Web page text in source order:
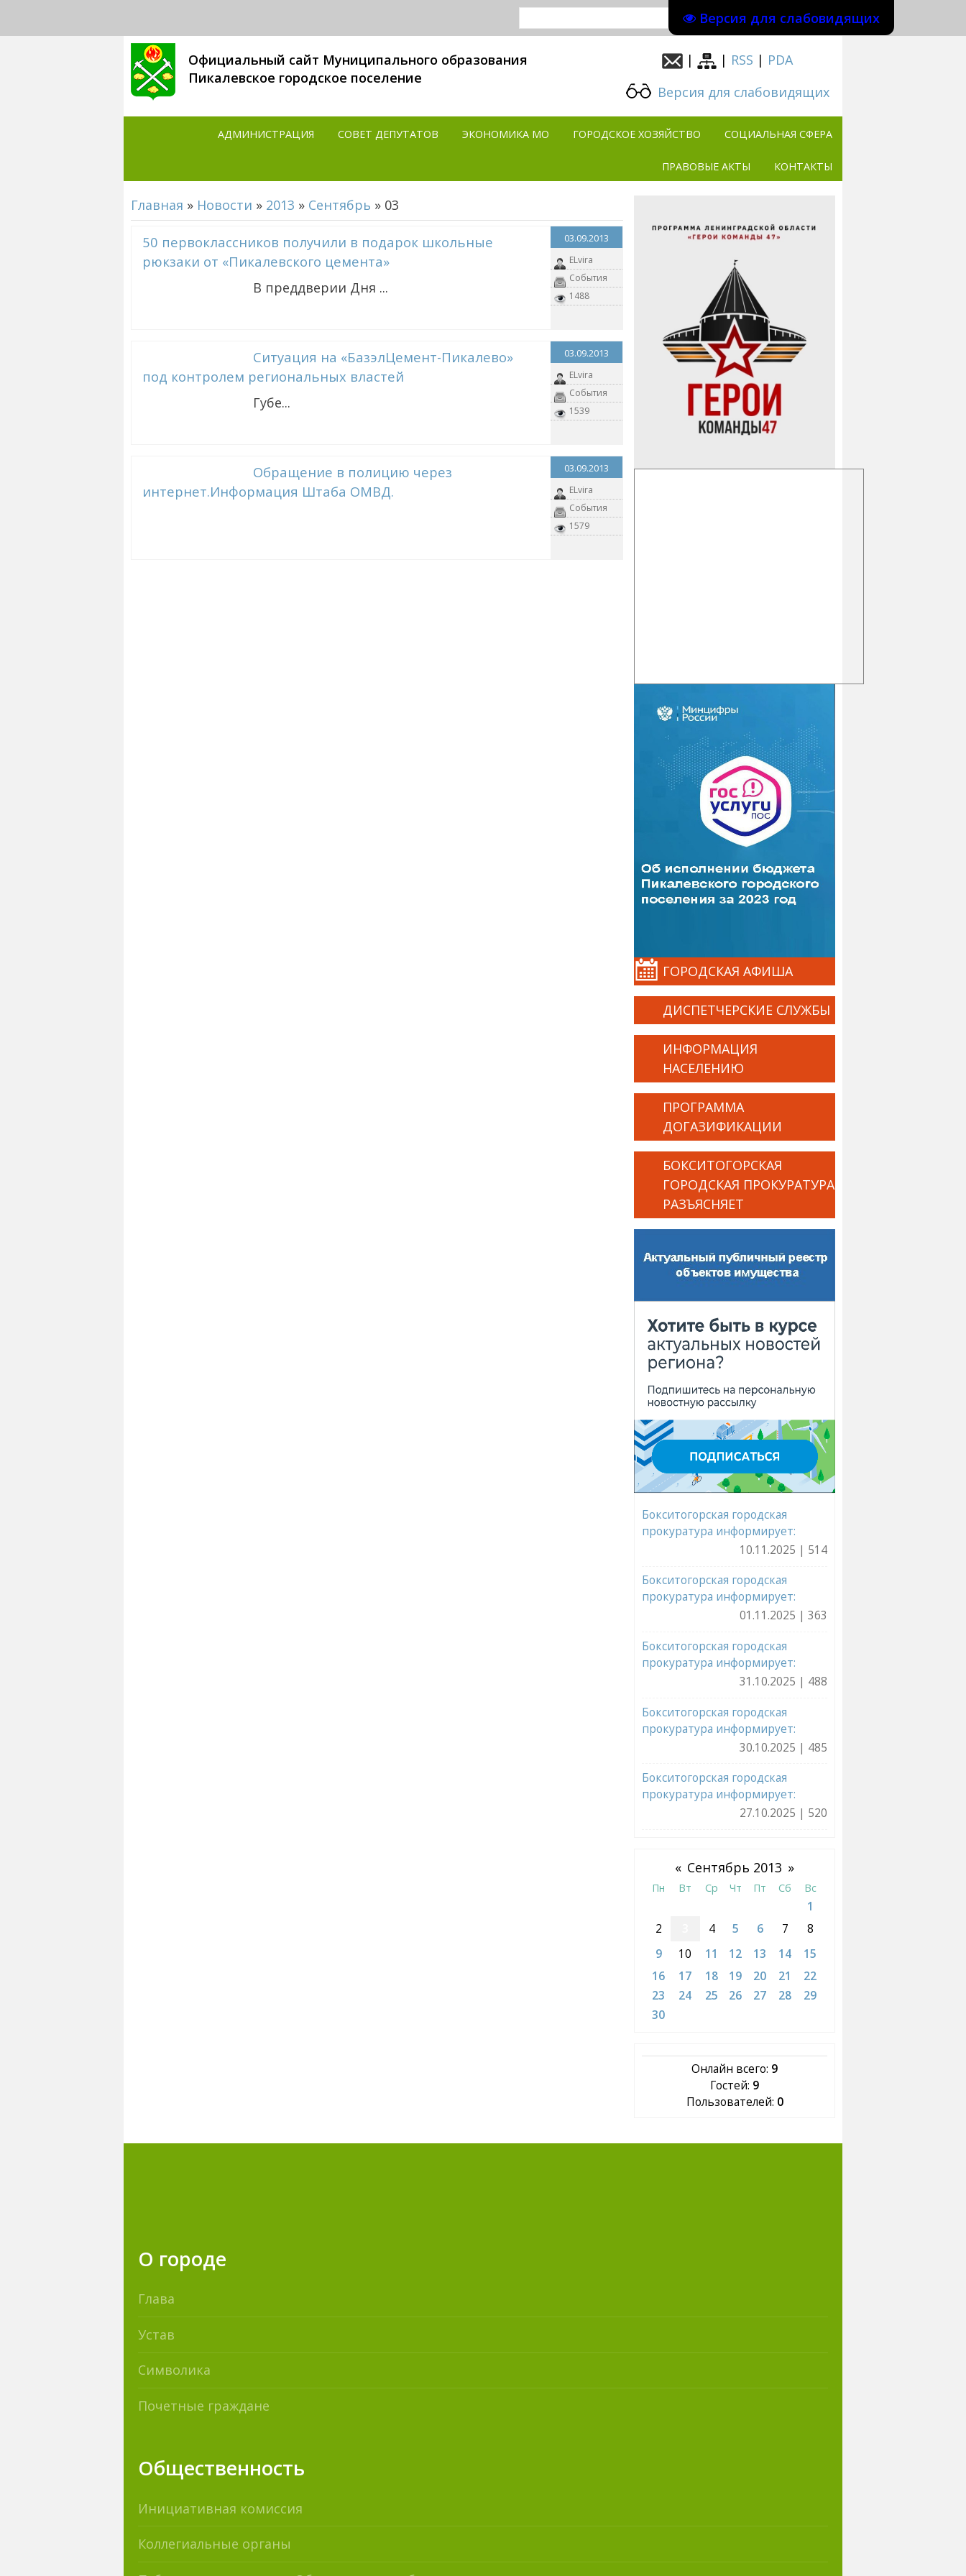
Версия для слабовидящих
Официальный сайт Муниципального образования
Пикалевское городское поселение
| | RSS | PDA
Версия для слабовидящих
АДМИНИСТРАЦИЯ СОВЕТ ДЕПУТАТОВ ЭКОНОМИКА MO ГОРОДСКОЕ ХОЗЯЙСТВО СОЦИАЛЬНАЯ СФЕРА
ПРАВОВЫЕ АКТЫ КОНТАКТЫ
Главная » Новости » 2013 » Сентябрь » 03
50 первоклассников получили в подарок школьные
рюкзаки от «Пикалевского цемента»
В преддверии Дня ...
03.09.2013
ELvira
События
1488
Ситуация на «БазэлЦемент-Пикалево»
под контролем региональных властей
Губе...
03.09.2013
ELvira
События
1539
Обращение в полицию через
интернет.Информация Штаба ОМВД.
03.09.2013
ELvira
События
1579
ГОРОДСКАЯ АФИША
ДИСПЕТЧЕРСКИЕ СЛУЖБЫ
ИНФОРМАЦИЯ
НАСЕЛЕНИЮ
ПРОГРАММА
ДОГАЗИФИКАЦИИ
БОКСИТОГОРСКАЯ
ГОРОДСКАЯ ПРОКУРАТУРА
РАЗЪЯСНЯЕТ
Бокситогорская городская
прокуратура информирует:
10.11.2025 | 514
Бокситогорская городская
прокуратура информирует:
01.11.2025 | 363
Бокситогорская городская
прокуратура информирует:
31.10.2025 | 488
Бокситогорская городская
прокуратура информирует:
30.10.2025 | 485
Бокситогорская городская
прокуратура информирует:
27.10.2025 | 520
« Сентябрь 2013 »
Пн Вт Ср Чт Пт Сб Вс
1
2
4 5 6 7
8
9
10 11 12 13 14
15
16
17 18 19 20 21
22
23
24 25 26 27 28
29
30
Онлайн всего: 9
Гостей: 9
Пользователей: 0
О городе
Глава
Устав
Символика
Почетные граждане
Общественность
Инициативная комиссия
Коллегиальные органы